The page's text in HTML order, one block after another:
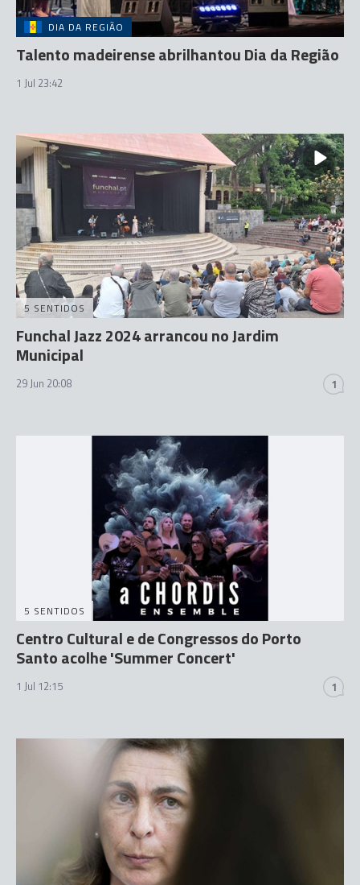
DIA DA REGIÃO
Talento madeirense abrilhantou Dia da Região
1 Jul 23:42
5 SENTIDOS
Funchal Jazz 2024 arrancou no Jardim
Municipal
29 Jun 20:08 1
5 SENTIDOS
Centro Cultural e de Congressos do Porto
Santo acolhe 'Summer Concert'
1 Jul 12:15 1